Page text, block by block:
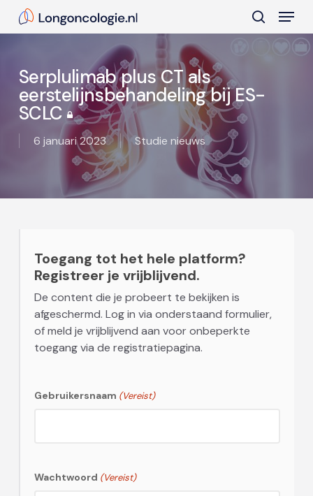
search
Menu
Serplulimab plus CT als
eerstelijnsbehandeling bij ES-
SCLC
6 januari 2023 Studie nieuws
Toegang tot het hele platform?
Registreer je vrijblijvend.
De content die je probeert te bekijken is
afgeschermd. Log in via onderstaand formulier,
of meld je vrijblijvend aan voor onbeperkte
toegang via de registratiepagina.
Gebruikersnaam (Vereist)
Wachtwoord (Vereist)
Close